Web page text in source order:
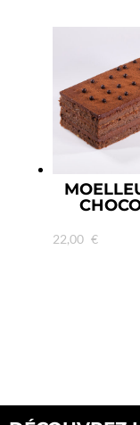
22,00 €